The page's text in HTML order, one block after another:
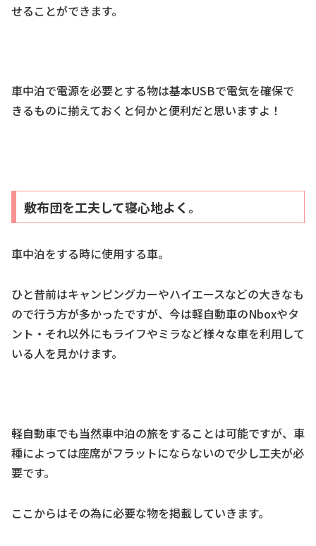
せることができます。
車中泊で電源を必要とする物は基本USBで電気を確保で
きるものに揃えておくと何かと便利だと思いますよ！
敷布団を工夫して寝心地よく。
車中泊をする時に使用する車。
ひと昔前はキャンピングカーやハイエースなどの大きなも
ので行う方が多かったですが、今は軽自動車のNboxやタ
ント・それ以外にもライフやミラなど様々な車を利用して
いる人を見かけます。
軽自動車でも当然車中泊の旅をすることは可能ですが、車
種によっては座席がフラットにならないので少し工夫が必
要です。
ここからはその為に必要な物を掲載していきます。